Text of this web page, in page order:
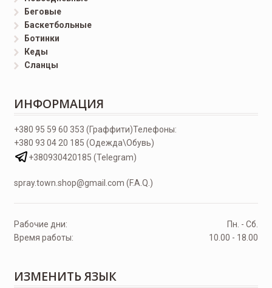
Беговые
Баскетбольные
Ботинки
Кеды
Сланцы
ИНФОРМАЦИЯ
Телефоны:
+380 95 59 60 353 (Граффити)
+380 93 04 20 185 (Одежда\Обувь)
+380930420185 (Telegram)
spray.town.shop@gmail.com (F.A.Q.)
Рабочие дни:
Пн. - Сб.
Время работы:
10.00 - 18.00
ИЗМЕНИТЬ ЯЗЫК